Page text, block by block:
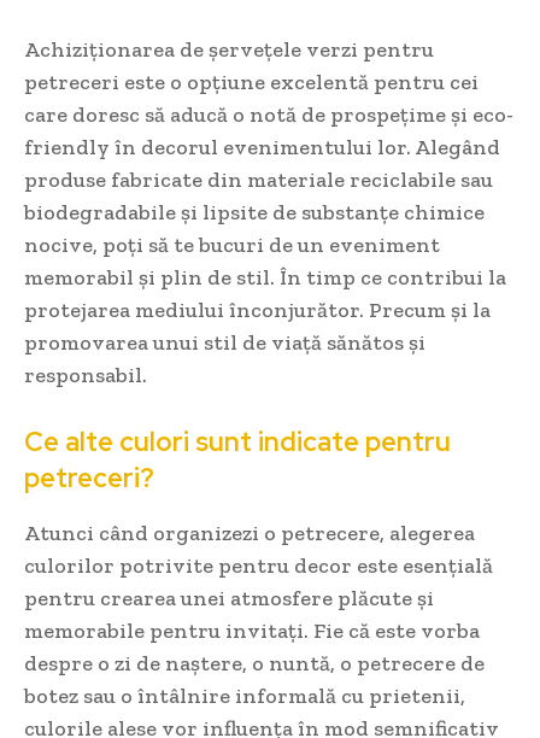
Achiziționarea de șervețele verzi pentru
petreceri este o opțiune excelentă pentru cei
care doresc să aducă o notă de prospețime și eco-
friendly în decorul evenimentului lor. Alegând
produse fabricate din materiale reciclabile sau
biodegradabile și lipsite de substanțe chimice
nocive, poți să te bucuri de un eveniment
memorabil și plin de stil. În timp ce contribui la
protejarea mediului înconjurător. Precum și la
promovarea unui stil de viață sănătos și
responsabil.
Ce alte culori sunt indicate pentru
petreceri?
Atunci când organizezi o petrecere, alegerea
culorilor potrivite pentru decor este esențială
pentru crearea unei atmosfere plăcute și
memorabile pentru invitați. Fie că este vorba
despre o zi de naștere, o nuntă, o petrecere de
botez sau o întâlnire informală cu prietenii,
culorile alese vor influența în mod semnificativ